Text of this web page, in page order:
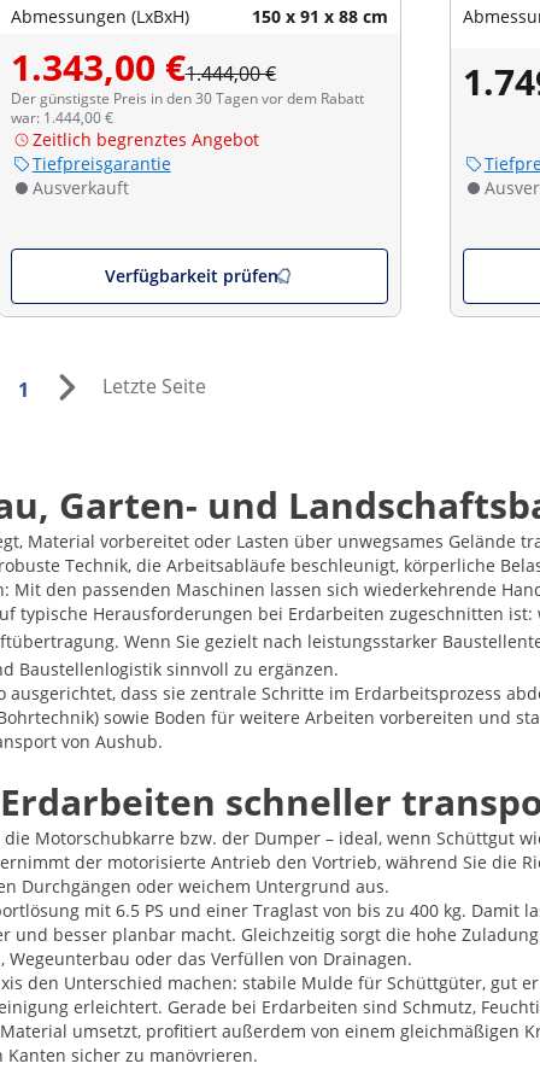
Abmessungen (LxBxH) 150 x 91 x 88 cm
1.343,00 €1.444,00 €
Der günstigste Preis in den 30 Tagen vor dem Rabatt
war: 1.444,00 €
Zeitlich begrenztes Angebot
Tiefpreisgarantie
Ausverkauft
Verfügbarkeit prüfen
1 Letzte Seite
Garten- und
Material vorbereitet oder Lasten über unwegsames Gelände
Technik, die Arbeitsabläufe beschleunigt, körperliche
Mit den passenden Maschinen lassen sich wiederkehrende
typische Herausforderungen bei Erdarbeiten zugeschnitten
Wenn Sie gezielt nach leistungsstarker
Baustellenlogistik sinnvoll zu ergänzen.
dass sie zentrale Schritte im Erdarbeitsprozess
sowie Boden für weitere Arbeiten vorbereiten und
von Aushub.
schneller
Motorschubkarre bzw. der Dumper – ideal, wenn Schüttgut
der motorisierte Antrieb den Vortrieb, während Sie die
Durchgängen oder weichem Untergrund aus.
mit 6.5 PS und einer Traglast von bis zu 400 kg. Damit
und besser planbar macht. Gleichzeitig sorgt die hohe
oder das Verfüllen von Drainagen.
den Unterschied machen: stabile Mulde für Schüttgüter, gut
erleichtert. Gerade bei Erdarbeiten sind Schmutz,
umsetzt, profitiert außerdem von einem gleichmäßigen
sicher zu manövrieren.